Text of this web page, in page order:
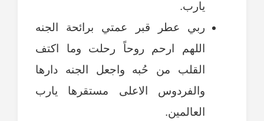
يارب.
ربي عطر قبر عمتي برائحة الجنه
اللهم ارحم روحاً رحلت وما اكتف
القلب من حُبه واجعل الجنه دارها
والفردوس الاعلى مستقرها يارب
العالمين.